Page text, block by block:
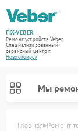
FIX-VEBER
Ремонт устройств Veber
Специализированный
cервисный центр г.
Новосибирск
Мы
Главная Ремонт